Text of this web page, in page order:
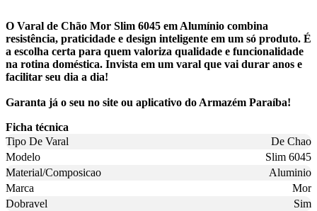
O Varal de Chão Mor Slim 6045 em Alumínio combina
resistência, praticidade e design inteligente em um só produto. É
a escolha certa para quem valoriza qualidade e funcionalidade
na rotina doméstica. Invista em um varal que vai durar anos e
facilitar seu dia a dia!
Garanta já o seu no site ou aplicativo do Armazém Paraíba!
Ficha técnica
Tipo De Varal
De Chao
Modelo
Slim 6045
Material/Composicao
Aluminio
Marca
Mor
Dobravel
Sim